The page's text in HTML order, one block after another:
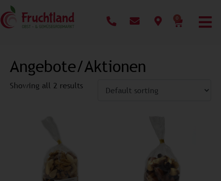
0
Angebote/Aktionen
Showing all 2 results